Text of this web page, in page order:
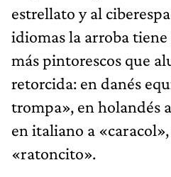
estrellato y al
idiomas la arroba
más pintorescos que
retorcida: en danés
trompa», en holandés
en italiano a
«ratoncito».